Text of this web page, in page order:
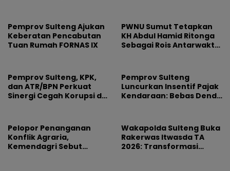
Pemprov Sulteng Ajukan
Keberatan Pencabutan
Tuan Rumah FORNAS IX
PWNU Sumut Tetapkan
KH Abdul Hamid Ritonga
Sebagai Rois Antarwaktu
Pemprov Sulteng, KPK,
dan ATR/BPN Perkuat
Sinergi Cegah Korupsi di
Pemprov Sulteng
Luncurkan Insentif Pajak
Kendaraan: Bebas Denda
Pelopor Penanganan
Konflik Agraria,
Kemendagri Sebut
Wakapolda Sulteng Buka
Rakerwas Itwasda TA
2026: Transformasi